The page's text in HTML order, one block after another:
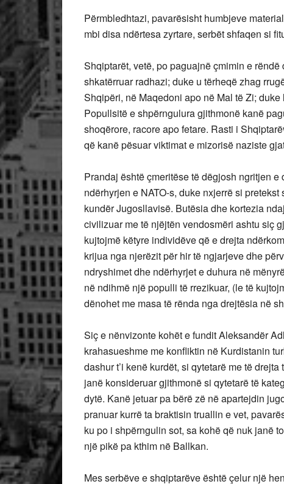
Përmbledhtazi, pavarësisht humbjeve
mbi disa ndërtesa zyrtare, serbët shfaqen si
Shqiptarët, vetë, po paguajnë çmimin e
shkatërruar radhazi; duke u tërheqë zhag
Shqipëri, në Maqedoni apo në Mal të Zi;
Popullsitë e shpërngulura gjithmonë kanë
shoqërore, racore apo fetare. Rasti i
që kanë pësuar viktimat e mizorisë naziste
Prandaj është çmeritëse të dëgjosh ngritjen
ndërhyrjen e NATO-s, duke nxjerrë si
kundër Jugosllavisë. Butësia dhe kortezia
civilizuar me të njëjtën vendosmëri ashtu siç
kujtojmë këtyre individëve që e drejta
krijua nga njerëzit për hir të ngjarjeve dhe
ndryshimet dhe ndërhyrjet e duhura në
në ndihmë një populli të rrezikuar, (le të
dënohet me masa të rënda nga drejtësia në
Siç e nënvizonte kohët e fundit Aleksandër
krahasueshme me konfliktin në Kurdistanin
dashur t’i kenë kurdët, si qytetarë me të
janë konsideruar gjithmonë si qytetarë të
dytë. Kanë jetuar pa bërë zë në apartejdin
pranuar kurrë ta braktisin truallin e vet,
ku po i shpërngulin sot, sa kohë që nuk janë
një pikë pa kthim në Ballkan.
Mes serbëve e shqiptarëve është çelur një